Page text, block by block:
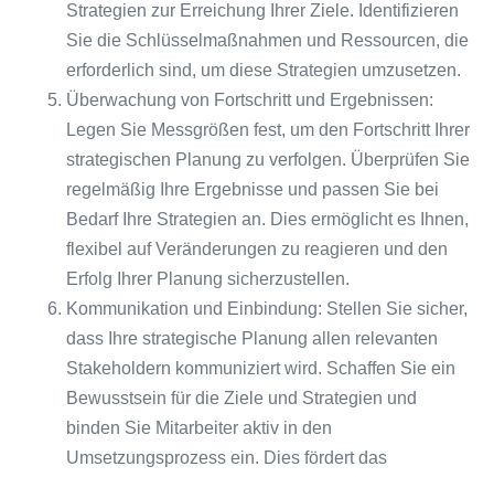
Strategien zur Erreichung Ihrer Ziele. Identifizieren
Sie die Schlüsselmaßnahmen und Ressourcen, die
erforderlich sind, um diese Strategien umzusetzen.
Überwachung von Fortschritt und Ergebnissen:
Legen Sie Messgrößen fest, um den Fortschritt Ihrer
strategischen Planung zu verfolgen. Überprüfen Sie
regelmäßig Ihre Ergebnisse und passen Sie bei
Bedarf Ihre Strategien an. Dies ermöglicht es Ihnen,
flexibel auf Veränderungen zu reagieren und den
Erfolg Ihrer Planung sicherzustellen.
Kommunikation und Einbindung: Stellen Sie sicher,
dass Ihre strategische Planung allen relevanten
Stakeholdern kommuniziert wird. Schaffen Sie ein
Bewusstsein für die Ziele und Strategien und
binden Sie Mitarbeiter aktiv in den
Umsetzungsprozess ein. Dies fördert das